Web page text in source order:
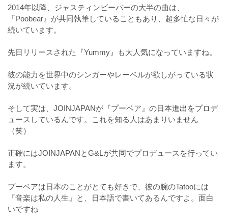
2014年以降、ジャスティンビーバーの大半の曲は、
『Poobear』が共同執筆していることもあり、超多忙な日々が
続いています。
先日リリースされた『Yummy』も大人気になっていますね。
彼の能力を世界中のシンガーやレーベルが欲しがっている状
況が続いています。
そして実は、JOINJAPANが『プーベア』の日本進出をプロデ
ュースしているんです。これを知る人はあまりいません
（笑）
正確にはJOINJAPANとG&Lが共同でプロデュースを行ってい
ます。
プーベアは日本のことがとても好きで、彼の腕のTatooには
『音楽は私の人生』と、日本語で書いてあるんですよ。面白
いですね